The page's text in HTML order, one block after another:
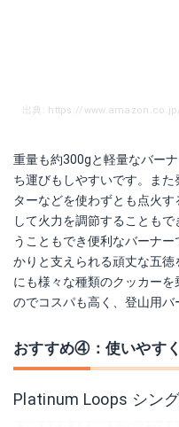
重量も約300gと軽量なバー
ち運びもしやすいです。ま
ターなどを使わずとも点火
して火力を調節することも
うこともでき便利なバーナ
かりと支えられる頑丈な五
にも様々な種類のクッカー
のでコスパも高く、登山用バ
おすすめ④：使いやす
Platinum Loops シン